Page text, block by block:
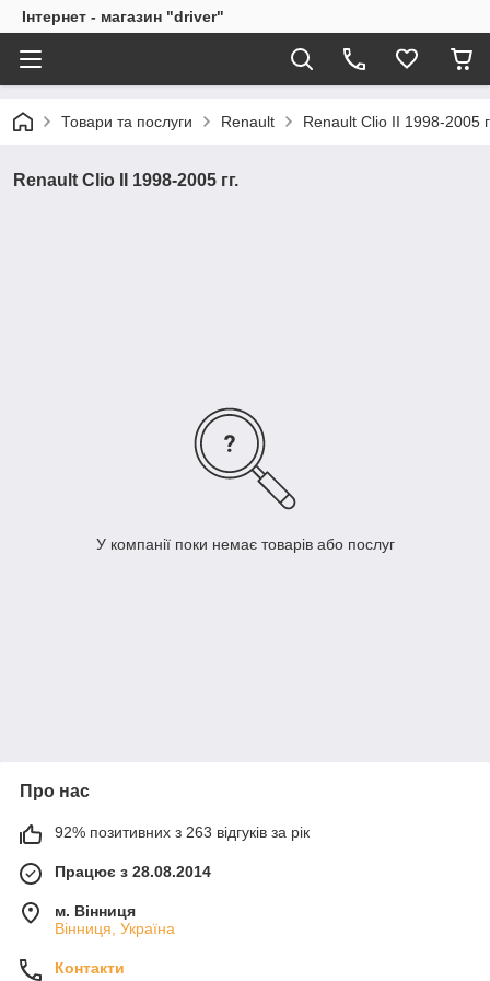
Інтернет - магазин "driver"
Товари та послуги Renault Renault Clio II 1998-2005
Renault Clio II 1998-2005 гг.
У компанії поки немає товарів або послуг
Про нас
92% позитивних з 263 відгуків за рік
Працює з 28.08.2014
м. Вінниця
Вінниця, Україна
Контакти